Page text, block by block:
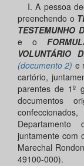
I. A pessoa
preenchendo o
TESTEMUNHO
e o
VOLUNTÁRIO
(documento 2) e
cartório,
parentes de 1º
documentos
juntamente com
Marechal
49100-000).